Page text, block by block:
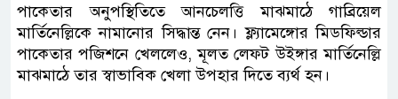
পাকেতার অনুপস্থিতিতে আনচেলত্তি মাঝমাঠে গাব্রিয়েল
মার্তিনেল্লিকে নামানোর সিদ্ধান্ত নেন। ফ্ল্যামেঙ্গোর মিডফিল্ডার
পাকেতার পজিশনে খেললেও, মূলত লেফট উইঙ্গার মার্তিনেল্লি
মাঝমাঠে তার স্বাভাবিক খেলা উপহার দিতে ব্যর্থ হন।